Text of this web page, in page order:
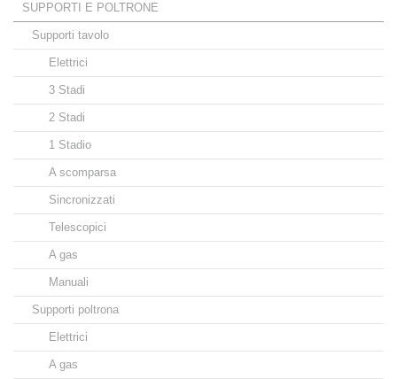
SUPPORTI E POLTRONE
Supporti tavolo
Elettrici
3 Stadi
2 Stadi
1 Stadio
A scomparsa
Sincronizzati
Telescopici
A gas
Manuali
Supporti poltrona
Elettrici
A gas